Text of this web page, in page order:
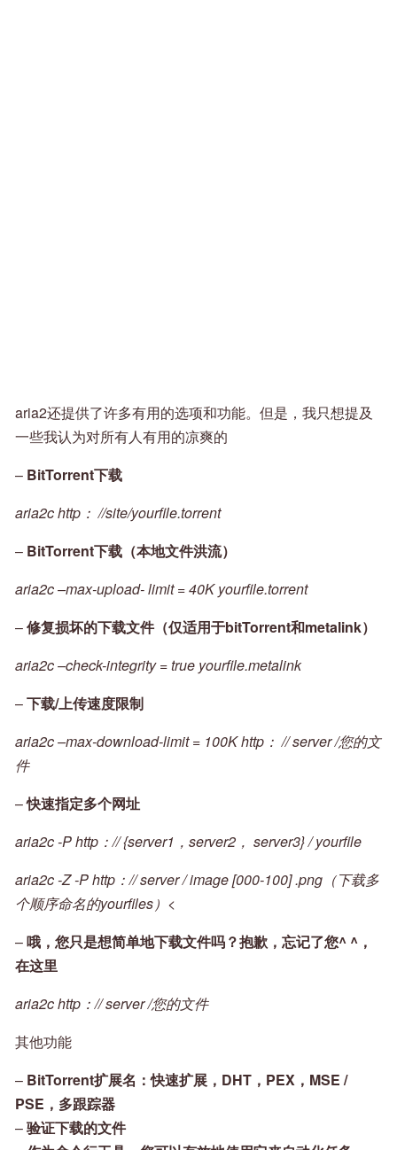
aria2还提供了许多有用的选项和功能。但是，我只想提及
一些我认为对所有人有用的凉爽的
– BitTorrent下载
aria2c http： //site/yourfile.torrent
– BitTorrent下载（本地文件洪流）
aria2c –max-upload- limit = 40K yourfile.torrent
–修复损坏的下载文件（仅适用于bitTorrent和metalink）
aria2c –check-integrity = true yourfile.metalink
–下载/上传速度限制
aria2c –max-download-limit = 100K http： // server /您的文
件
–快速指定多个网址
aria2c -P http：// {server1，server2， server3} / yourfile
aria2c -Z -P http：// server / image [000-100] .png（下载多
个顺序命名的yourfiles） <
–哦，您只是想简单地下载文件吗？抱歉，忘记了您^ ^，
在这里
aria2c http：// server /您的文件
其他功能
– BitTorrent扩展名：快速扩展，DHT，PEX，MSE /
PSE，多跟踪器
–验证下载的文件